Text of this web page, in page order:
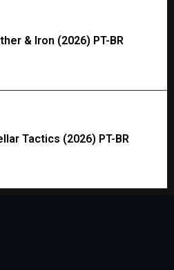
& Iron (2026) PT-BR
Tactics (2026) PT-BR